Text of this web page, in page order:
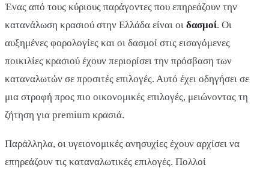
Ένας από τους κύριους παράγοντες που επηρεάζουν την
κατανάλωση κρασιού στην Ελλάδα είναι οι δασμοί. Οι
αυξημένες φορολογίες και οι δασμοί στις εισαγόμενες
ποικιλίες κρασιού έχουν περιορίσει την πρόσβαση των
καταναλωτών σε προσιτές επιλογές. Αυτό έχει οδηγήσει σε
μια στροφή προς πιο οικονομικές επιλογές, μειώνοντας τη
ζήτηση για premium κρασιά.
Παράλληλα, οι υγειονομικές ανησυχίες έχουν αρχίσει να
επηρεάζουν τις καταναλωτικές επιλογές. Πολλοί